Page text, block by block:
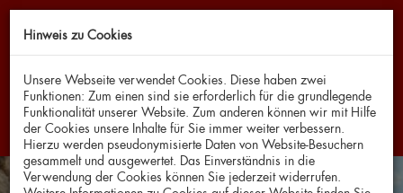
Hinweis zu Cookies
Unsere Webseite verwendet Cookies. Diese haben zwei
Funktionen: Zum einen sind sie erforderlich für die grundlegende
Funktionalität unserer Website. Zum anderen können wir mit Hilfe
der Cookies unsere Inhalte für Sie immer weiter verbessern.
Hierzu werden pseudonymisierte Daten von Website-Besuchern
gesammelt und ausgewertet. Das Einverständnis in die
Verwendung der Cookies können Sie jederzeit widerrufen.
Weitere Informationen zu Cookies auf dieser Website finden Sie